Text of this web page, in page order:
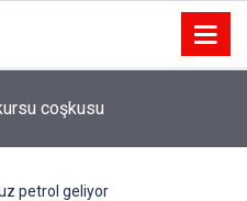
coşkusu
petrol geliyor